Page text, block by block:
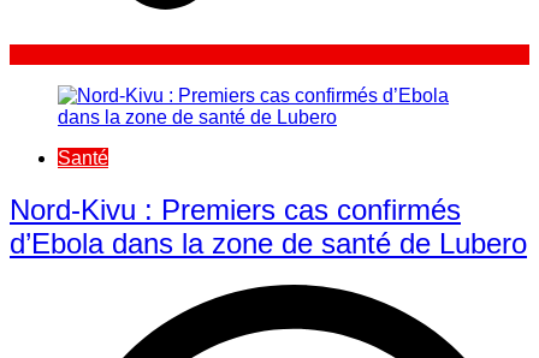
Santé
Nord-Kivu : Premiers cas confirmés
d’Ebola dans la zone de santé de Lubero